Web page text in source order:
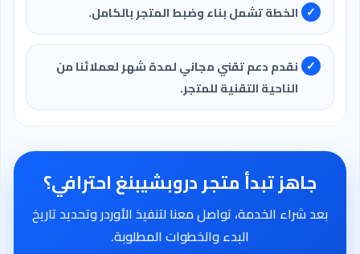
الخطة تشمل بناء وضبط المتجر بالكامل.
نقدم دعم تقني مجاني لمدة شهر لعملائنا من
الناحية التقنية للمتجر.
جاهز تبدأ متجر دروبشيبنغ احترافي؟
بعد شراء الخدمة، تواصل معنا لتنفيذ الأوردر وتحديد تاريخ
البدء والخطوات المطلوبة.